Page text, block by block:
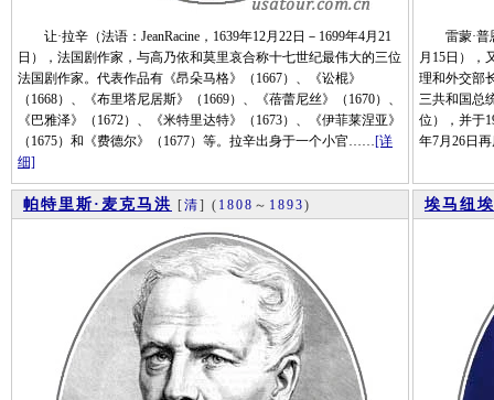
让·拉辛（法语：JeanRacine，1639年12月22日－1699年4月21
日），法国剧作家，与高乃依和莫里哀合称十七世纪最伟大的三位
法国剧作家。代表作品有《昂朵马格》（1667）、《讼棍》
（1668）、《布里塔尼居斯》（1669）、《蓓蕾尼丝》（1670）、
《巴雅泽》（1672）、《米特里达特》（1673）、《伊菲莱涅亚》
（1675）和《费德尔》（1677）等。拉辛出身于一个小官……[详
细]
雷蒙·普恩
月15日），
理和外交部
三共和国总
位），并于
年7月26日
帕特里斯·麦克马洪 [清] ( 1808 ～ 1893) 埃马纽